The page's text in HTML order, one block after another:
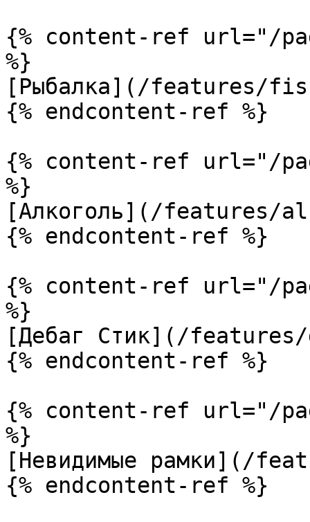
{% content-ref url="/
%}
[Рыбалка](/features/
{% endcontent-ref %}
{% content-ref url="/
%}
[Алкоголь](/features/
{% endcontent-ref %}
{% content-ref url="/
%}
[Дебаг Стик](/features/
{% endcontent-ref %}
{% content-ref url="/
%}
[Невидимые рамки](/
{% endcontent-ref %}